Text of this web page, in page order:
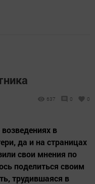
637 0 0
в
да и на страницах
свои мнения по
поделиться своим
трудившаяся в